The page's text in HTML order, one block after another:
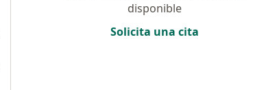
disponible
Solicita una cita